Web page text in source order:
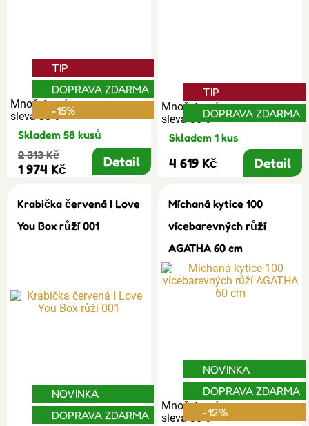
Množstevní
sleva 30%
TIP
DOPRAVA ZDARMA
-15%
Skladem 58 kusů
2 313 Kč
1 974 Kč Detail
Množstevní
sleva 30%
TIP
DOPRAVA ZDARMA
Skladem 1 kus
4 619 Kč Detail
Krabička červená I Love
You Box růží 001
NOVINKA
DOPRAVA ZDARMA
Míchaná kytice 100
vícebarevných růží
AGATHA 60 cm
Množstevní
sleva 30%
NOVINKA
DOPRAVA ZDARMA
-12%